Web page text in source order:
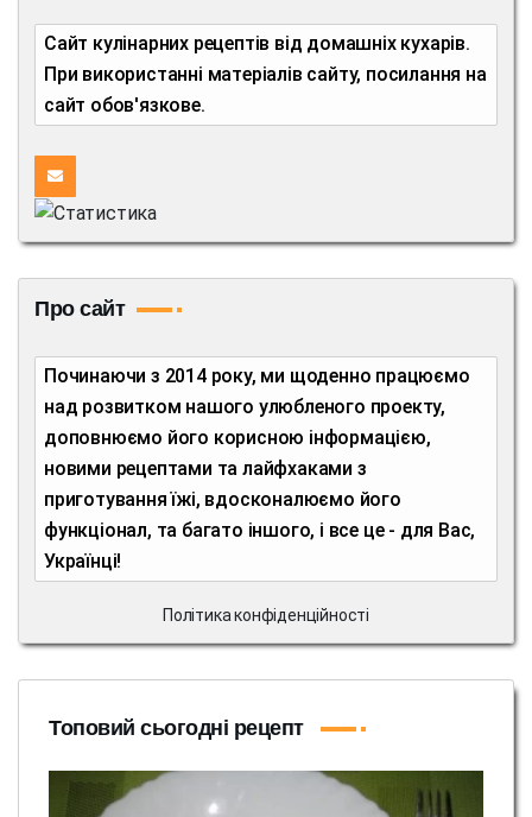
Сайт кулінарних рецептів від домашніх кухарів.
При використанні матеріалів сайту, посилання на
сайт обов'язкове.
Про сайт
Починаючи з 2014 року, ми щоденно працюємо
над розвитком нашого улюбленого проекту,
доповнюємо його корисною інформацією,
новими рецептами та лайфхаками з
приготування їжі, вдосконалюємо його
функціонал, та багато іншого, і все це - для Вас,
Українці!
Політика конфіденційності
Топовий сьогодні рецепт